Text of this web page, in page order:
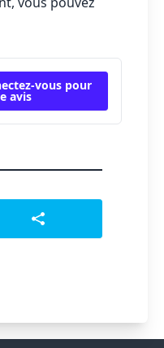
vous pour
avis